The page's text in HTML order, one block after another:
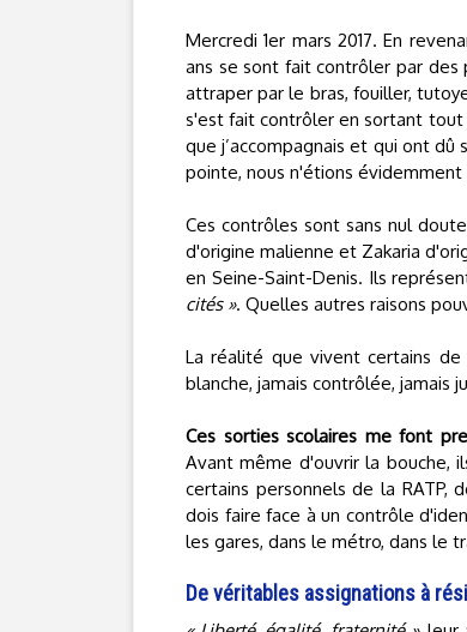
Mercredi 1er mars 2017. En
ans se sont fait contrôler par
attraper par le bras, fouiller,
s'est fait contrôler en sortant tout
que j’accompagnais et qui ont
pointe, nous n'étions évidemment
Ces contrôles sont sans nul
d'origine malienne et Zakaria
en Seine-Saint-Denis. Ils
cités ». Quelles autres raisons
La réalité que vivent certains
blanche, jamais contrôlée, jamais
Ces sorties scolaires me font
Avant même d'ouvrir la bouche,
certains personnels de la RATP,
dois faire face à un contrôle
les gares, dans le métro, dans le
De véritables assignations à